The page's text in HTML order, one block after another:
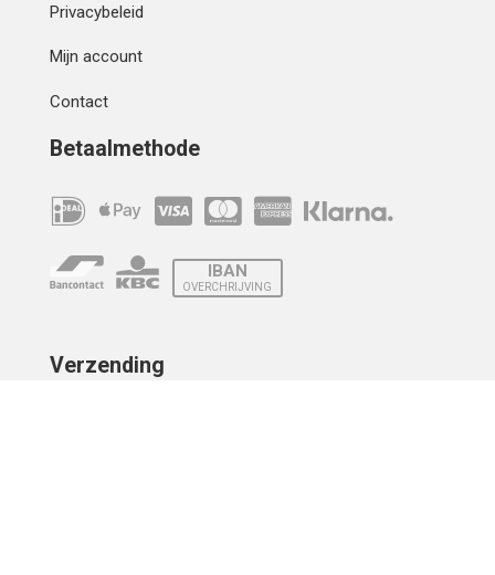
Privacybeleid
Mijn account
Contact
Betaalmethode
IBAN
OVERCHRIJVING
Verzending